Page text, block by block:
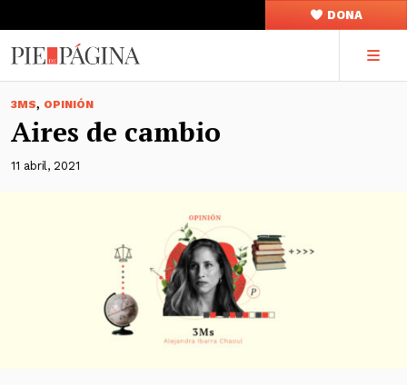
DONA
3MS, OPINIÓN
Aires de cambio
11 abril, 2021